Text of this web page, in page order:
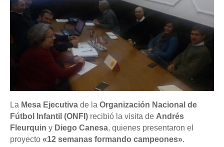
La Mesa Ejecutiva de la Organización Nacional de
Fútbol Infantil (ONFI) recibió la visita de Andrés
Fleurquin y Diego Canesa, quienes presentaron el
proyecto «12 semanas formando campeones».